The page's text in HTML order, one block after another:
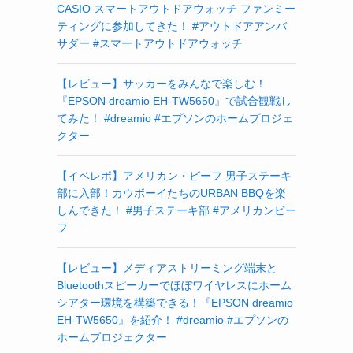
CASIO スマートアウトドアウォッチ ファンミー
ティングに参加してきた！ #アウトドアアンバ
サダー #スマートアウトドアウォッチ
【レビュー】サッカーをみんなで楽しむ！
『EPSON dreamio EH-TW5650』で試合観戦し
てみた！ #dreamio #エプソンのホームプロジェ
クター
【イベレポ】アメリカン・ビーフ 男子ステーキ
部に入部！カウボーイたちのURBAN BBQを楽
しんできた！ #男子ステーキ部 #アメリカンビー
フ
【レビュー】メディアストリーミング端末と
Bluetoothスピーカーでほぼワイヤレスにホーム
シアター環境を構築できる！『EPSON dreamio
EH-TW5650』を紹介！ #dreamio #エプソンの
ホームプロジェクター